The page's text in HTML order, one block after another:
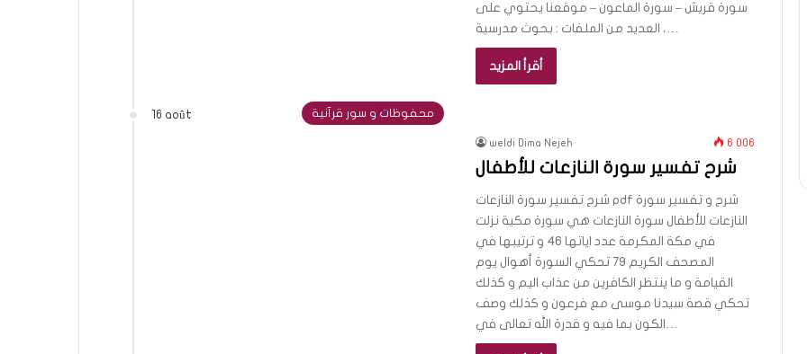
سورة قريش – سورة الماعون – موقعنا يحتوي على
العديد من الملفات : بحوث مدرسية ،…
أقرأ المزيد
16 août محفوظات و سور قرآنية
weldi Dima Nejeh 6 006
شرح تفسير سورة النازعات للأطفال
شرح تفسير سورة النازعات pdf شرح و تفسير سورة
النازعات للأطفال سورة النازعات هي سورة مكية نزلت
في مكة المكرمة عدد اياتها 46 و ترتيبها في
المصحف الكريم 79 تحكي السورة أهوال يوم
القيامة و ما ينتظر الكافرين من عذاب اليم و كذلك
تحكي قصة سيدنا موسى مع فرعون و كذلك وصف
الكون بما فيه و قدرة الله تعالى في…